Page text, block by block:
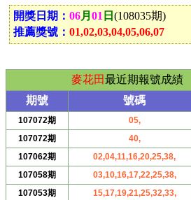
開獎日期： 06月 01 日 (108035期)
推薦獎號： 01,02,03,04,05,06,07
麥花田最近期報號成績
期號
號碼
107072期
05,
107072期
40,
107062期
02,04,11,16,20,25,38,
107058期
03,10,16,17,22,25,38,
107053期
15,17,19,21,25,32,33,